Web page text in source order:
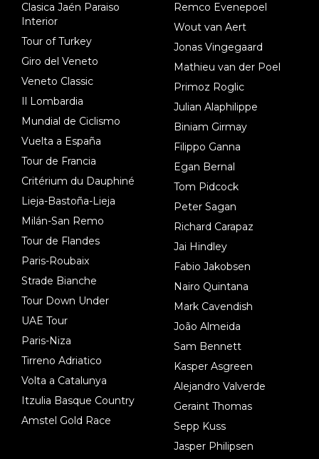
Clasica Jaén Paraiso
Interior
Tour of Turkey
Giro del Veneto
Veneto Classic
Il Lombardia
Mundial de Ciclismo
Vuelta a España
Tour de Francia
Critérium du Dauphiné
Lieja-Bastoña-Lieja
Milán-San Remo
Tour de Flandes
Paris-Roubaix
Strade Bianche
Tour Down Under
UAE Tour
Paris-Niza
Tirreno Adriatico
Volta a Catalunya
Itzulia Basque Country
Amstel Gold Race
Remco Evenepoel
Wout van Aert
Jonas Vingegaard
Mathieu van der Poel
Primoz Roglic
Julian Alaphilippe
Biniam Girmay
Filippo Ganna
Egan Bernal
Tom Pidcock
Peter Sagan
Richard Carapaz
Jai Hindley
Fabio Jakobsen
Nairo Quintana
Mark Cavendish
João Almeida
Sam Bennett
Kasper Asgreen
Alejandro Valverde
Geraint Thomas
Sepp Kuss
Jasper Philipsen